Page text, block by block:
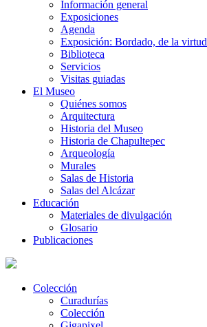
Información general
Exposiciones
Agenda
Exposición: Bordado, de la virtud
Biblioteca
Servicios
Visitas guiadas
El Museo
Quiénes somos
Arquitectura
Historia del Museo
Historia de Chapultepec
Arqueología
Murales
Salas de Historia
Salas del Alcázar
Educación
Materiales de divulgación
Glosario
Publicaciones
Colección
Curadurías
Colección